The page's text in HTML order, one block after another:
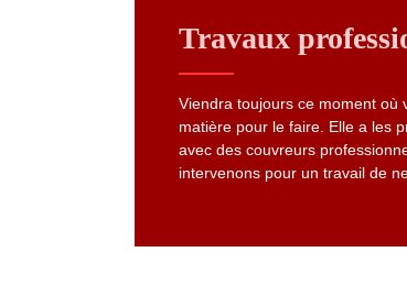
Travaux
Viendra toujours ce moment où
matière pour le faire. Elle a les
avec des couvreurs
intervenons pour un travail de